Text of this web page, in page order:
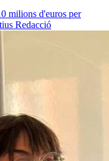
milions d'euros per
Redacció